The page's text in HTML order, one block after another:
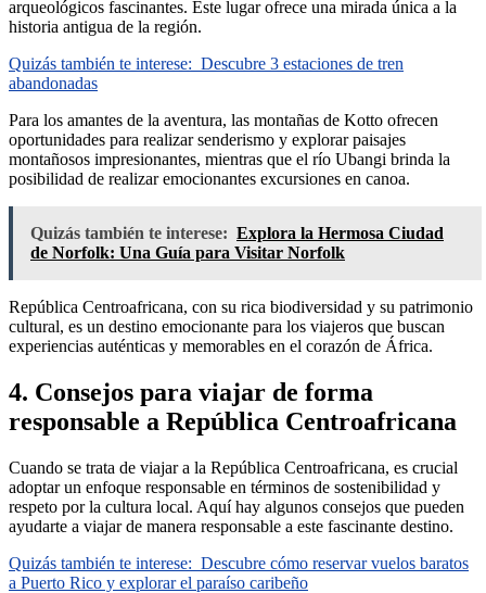
arqueológicos fascinantes. Este lugar ofrece una mirada única a la
historia antigua de la región.
Quizás también te interese: Descubre 3 estaciones de tren
abandonadas
Para los amantes de la aventura, las montañas de Kotto ofrecen
oportunidades para realizar senderismo y explorar paisajes
montañosos impresionantes, mientras que el río Ubangi brinda la
posibilidad de realizar emocionantes excursiones en canoa.
Quizás también te interese: Explora la Hermosa Ciudad
de Norfolk: Una Guía para Visitar Norfolk
República Centroafricana, con su rica biodiversidad y su patrimonio
cultural, es un destino emocionante para los viajeros que buscan
experiencias auténticas y memorables en el corazón de África.
4. Consejos para viajar de forma
responsable a República Centroafricana
Cuando se trata de viajar a la República Centroafricana, es crucial
adoptar un enfoque responsable en términos de sostenibilidad y
respeto por la cultura local. Aquí hay algunos consejos que pueden
ayudarte a viajar de manera responsable a este fascinante destino.
Quizás también te interese: Descubre cómo reservar vuelos baratos
a Puerto Rico y explorar el paraíso caribeño